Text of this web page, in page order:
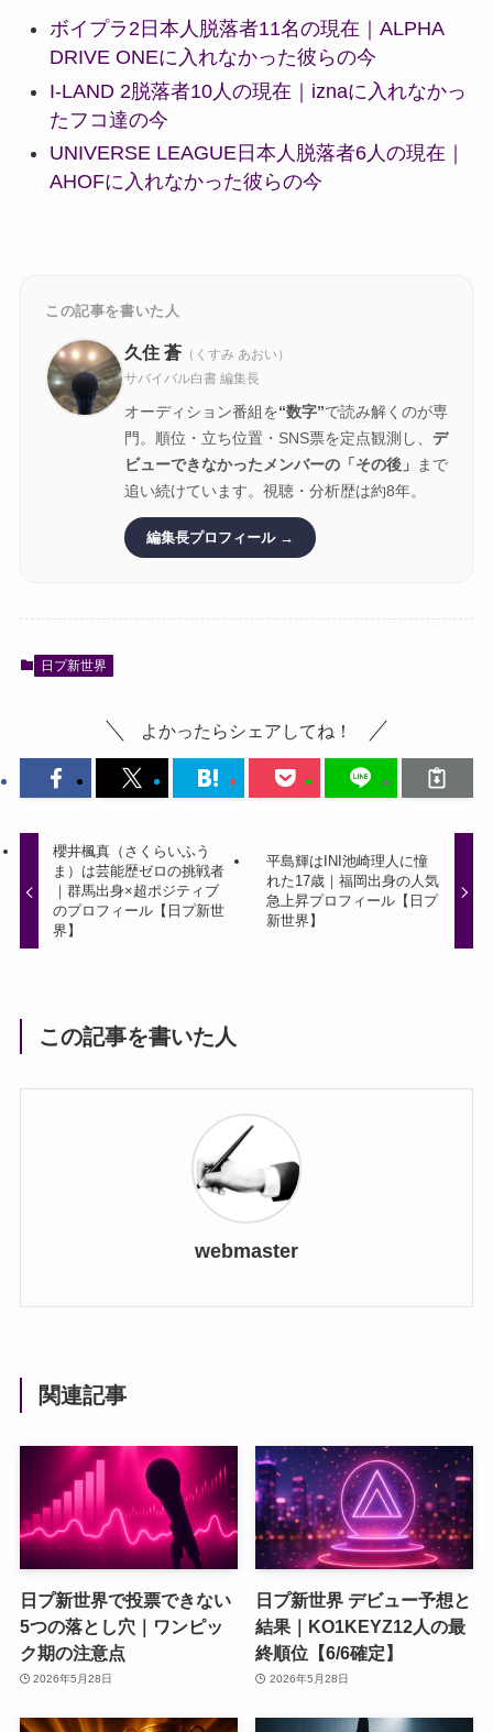
ボイプラ2日本人脱落者11名の現在｜ALPHA
DRIVE ONEに入れなかった彼らの今
I-LAND 2脱落者10人の現在｜iznaに入れなかっ
たフコ達の今
UNIVERSE LEAGUE日本人脱落者6人の現在｜
AHOFに入れなかった彼らの今
この記事を書いた人
久住 蒼（くすみ あおい）
サバイバル白書 編集長
オーディション番組を“数字”で読み解くのが専
門。順位・立ち位置・SNS票を定点観測し、 デ
ビューできなかったメンバーの「その後」
まで
追い続けています。視聴・分析歴は約8年。
編集長プロフィール →
日プ新世界
よかったらシェアしてね！
櫻井楓真（さくらいふう
ま）は芸能歴ゼロの挑戦者
｜群馬出身×超ポジティブ
のプロフィール【日プ新世
界】
平島輝はINI池崎理人に憧
れた17歳｜福岡出身の人気
急上昇プロフィール【日プ
新世界】
この記事を書いた人
webmaster
関連記事
日プ新世界で投票できない
5つの落とし穴｜ワンピッ
ク期の注意点
2026年5月28日
日プ新世界 デビュー予想と
結果｜KO1KEYZ12人の最
終順位【6/6確定】
2026年5月28日